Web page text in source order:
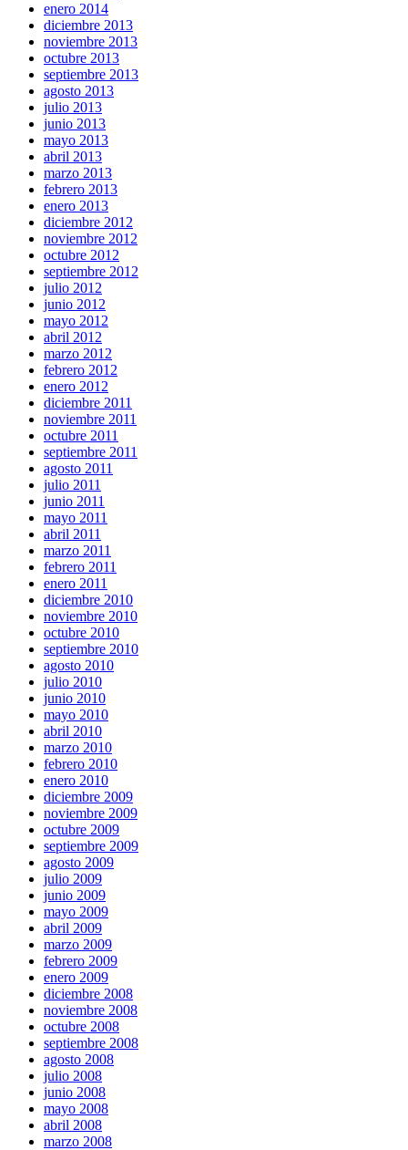
enero 2014
diciembre 2013
noviembre 2013
octubre 2013
septiembre 2013
agosto 2013
julio 2013
junio 2013
mayo 2013
abril 2013
marzo 2013
febrero 2013
enero 2013
diciembre 2012
noviembre 2012
octubre 2012
septiembre 2012
julio 2012
junio 2012
mayo 2012
abril 2012
marzo 2012
febrero 2012
enero 2012
diciembre 2011
noviembre 2011
octubre 2011
septiembre 2011
agosto 2011
julio 2011
junio 2011
mayo 2011
abril 2011
marzo 2011
febrero 2011
enero 2011
diciembre 2010
noviembre 2010
octubre 2010
septiembre 2010
agosto 2010
julio 2010
junio 2010
mayo 2010
abril 2010
marzo 2010
febrero 2010
enero 2010
diciembre 2009
noviembre 2009
octubre 2009
septiembre 2009
agosto 2009
julio 2009
junio 2009
mayo 2009
abril 2009
marzo 2009
febrero 2009
enero 2009
diciembre 2008
noviembre 2008
octubre 2008
septiembre 2008
agosto 2008
julio 2008
junio 2008
mayo 2008
abril 2008
marzo 2008